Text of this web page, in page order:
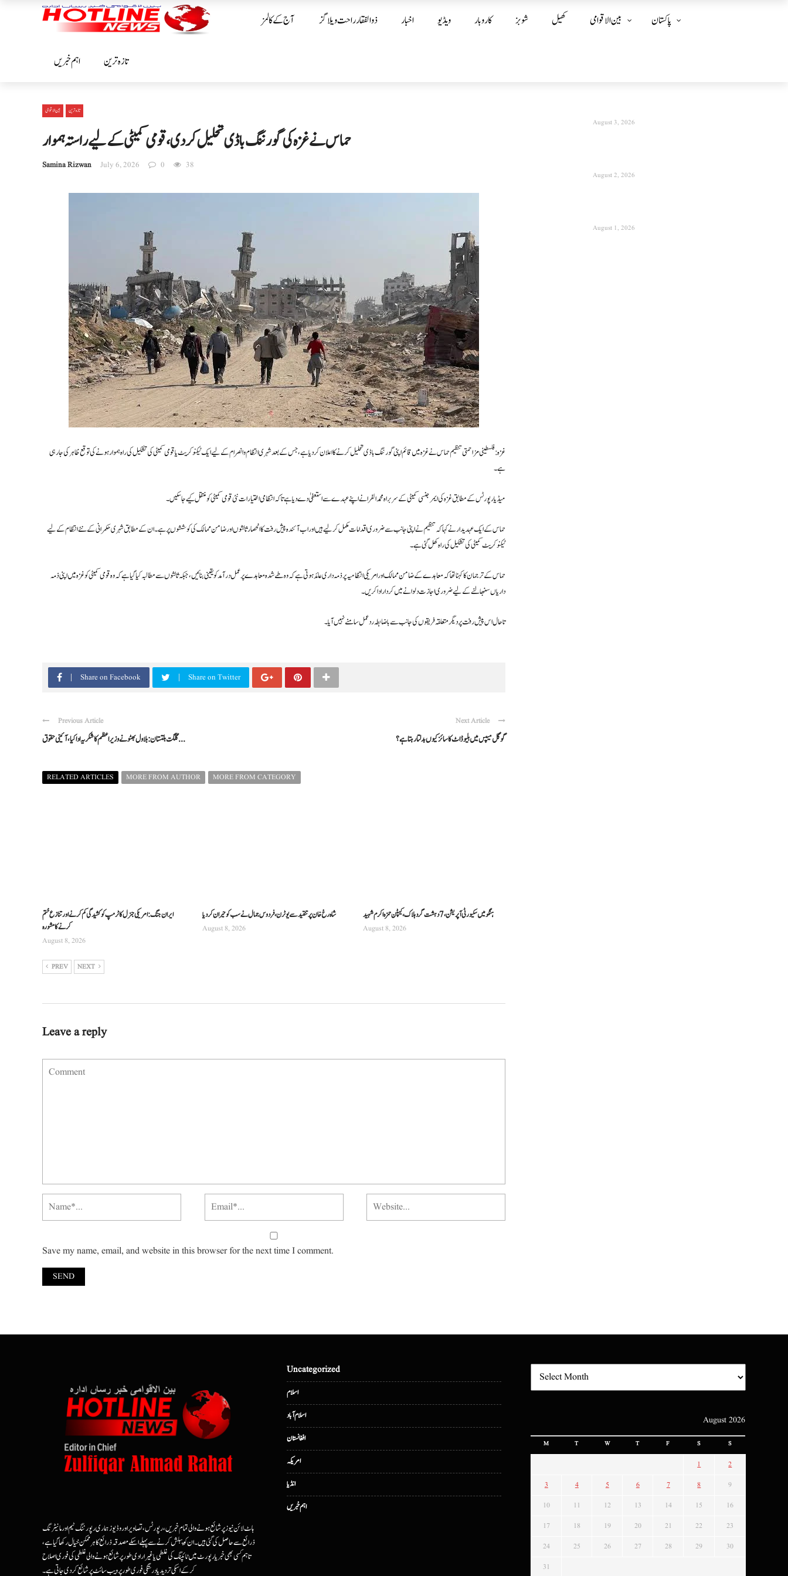
آج کے کالمز ذوالفقار راحت ویلاگز اخبار ویڈیو کاروبار شوبز کھیل بین الا قوامی پاکستان
اہم خبریں تازہ ترین
بین الا قوامی تازہ ترین
حماس نے غزہ کی گورننگ باڈی تحلیل کر دی، قومی کمیٹی کے لیے راستہ ہموار
Samina Rizwan July 6, 2026 0 38
غزہ: فلسطینی مزاحمتی تنظیم حماس نے غزہ میں قائم اپنی گورننگ باڈی تحلیل کرنے کا اعلان کر دیا ہے، جس کے بعد شہری انتظام و انصرام کے لیے ایک ٹیکنوکریٹ یا قومی کمیٹی کی تشکیل کی راہ ہموار ہونے کی توقع ظاہر کی جا رہی
ہے۔
میڈیا رپورٹس کے مطابق غزہ کی ایمرجنسی کمیٹی کے سربراہ محمد الفرا نے اپنے عہدے سے استعفیٰ دے دیا ہے تاکہ انتظامی اختیارات نئی قومی کمیٹی کو منتقل کیے جا سکیں۔
حماس کے ایک عہدیدار نے کہا کہ تنظیم نے اپنی جانب سے ضروری اقدامات مکمل کر لیے ہیں اور اب آئندہ پیش رفت کا انحصار ثالثوں اور ضامن ممالک کی کوششوں پر ہے۔ ان کے مطابق شہری حکمرانی کے نئے انتظام کے لیے
ٹیکنوکریٹ کمیٹی کی تشکیل کی راہ کھل گئی ہے۔
حماس کے ترجمان کا کہنا تھا کہ معاہدے کے ضامن ممالک اور امریکی انتظامیہ پر ذمہ داری عائد ہوتی ہے کہ وہ طے شدہ معاہدے پر عمل درآمد کو یقینی بنائیں، جبکہ ثالثوں سے مطالبہ کیا گیا ہے کہ وہ قومی کمیٹی کو غزہ میں اپنی ذمہ
داریاں سنبھالنے کے لیے ضروری اجازت دلوانے میں کردار ادا کریں۔
تاحال اس پیش رفت پر دیگر متعلقہ فریقوں کی جانب سے باضابطہ ردعمل سامنے نہیں آیا۔
Share on Facebook Share on Twitter
Previous Article
گلگت بلتستان: بلاول بھٹو نے وزیراعظم کا شکریہ ادا کیا، آئینی حقوق ...
Next Article
گوگل میپس میں بلیو ڈاٹ کا سائز کیوں بدلتا رہتا ہے؟
RELATED ARTICLES MORE FROM AUTHOR MORE FROM CATEGORY
ایران جنگ: امریکی جنرل کا ٹرمپ کو کشیدگی کم کرنے اور تنازع ختم
کرنے کا مشورہ
August 8, 2026
شاہ رخ خان پر تنقید سے یوٹرن، فردوس جمال نے سب کو حیران کردیا
August 8, 2026
ہنگو میں سکیورٹی آپریشن، 7 دہشت گرد ہلاک، کیپٹن حمزہ اکرم شہید
August 8, 2026
PREV NEXT
Leave a reply
Save my name, email, and website in this browser for the next time I comment.
August 3, 2026
August 2, 2026
August 1, 2026
ہاٹ لائن نیوز پر شائع ہونے والی تمام خبریں، رپورٹس، تصاویر اور وڈیوز ہماری رپورٹنگ ٹیم اور مانیٹرنگ
ذرائع سے حاصل کی گئی ہیں۔ ان کو پبلش کرنے سے پہلے اسکے مصدقہ ذرائع کا ہرممکن خیال رکھا گیا ہے،
تاہم کسی بھی خبر یا رپورٹ میں ٹائپنگ کی غلطی یا غیرارادی طور پر شائع ہونے والی غلطی کی فوری اصلاح
کرکے اسکی تردید یا درستگی فوری طور پر ویب سائٹ پر شائع کردی جاتی ہے۔
Uncategorized
اسلام
اسلام آباد
افغانستان
امریکہ
انڈیا
اہم خبریں
August 2026
M T W T F S S
1 2
3 4 5 6 7 8 9
10 11 12 13 14 15 16
17 18 19 20 21 22 23
24 25 26 27 28 29 30
31